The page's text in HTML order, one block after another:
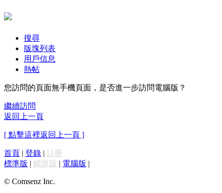
搜尋
版塊列表
用戶信息
熱帖
您訪問的頁面無手機頁面，是否進一步訪問電腦版？
繼續訪問
返回上一頁
[ 點擊這裡返回上一頁 ]
首頁 | 登錄 | 註冊
標準版 | 觸屏版 | 電腦版 |
© Comsenz Inc.